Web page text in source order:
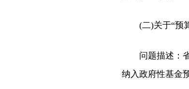
(二)关于“预算
问题描述：省
纳入政府性基金